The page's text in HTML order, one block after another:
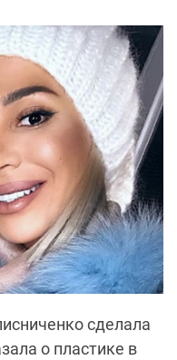
сделала
о пластике в